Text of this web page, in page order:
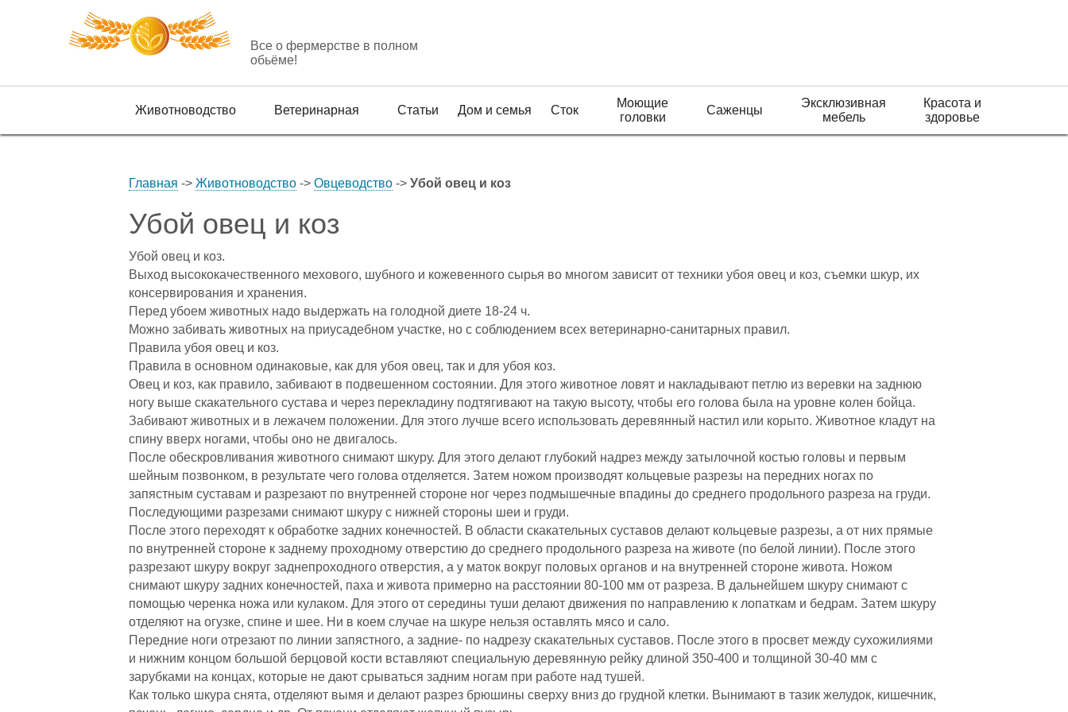
Все о фермерстве в полном
обьёме!
Животноводство Ветеринарная Статьи Дом и семья Сток
Моющие
головки
Саженцы
Эксклюзивная
мебель
Красота и
здоровье
Главная -> Животноводство -> Овцеводство -> Убой овец и коз
Убой овец и коз
Убой овец и коз.
Выход высококачественного мехового, шубного и кожевенного сырья во многом зависит от техники убоя овец и коз, съемки шкур, их
консервирования и хранения.
Перед убоем животных надо выдержать на голодной диете 18-24 ч.
Можно забивать животных на приусадебном участке, но с соблюдением всех ветеринарно-санитарных правил.
Правила убоя овец и коз.
Правила в основном одинаковые, как для убоя овец, так и для убоя коз.
Овец и коз, как правило, забивают в подвешенном состоянии. Для этого животное ловят и накладывают петлю из веревки на заднюю
ногу выше скакательного сустава и через перекладину подтягивают на такую высоту, чтобы его голова была на уровне колен бойца.
Забивают животных и в лежачем положении. Для этого лучше всего использовать деревянный настил или корыто. Животное кладут на
спину вверх ногами, чтобы оно не двигалось.
После обескровливания животного снимают шкуру. Для этого делают глубокий надрез между затылочной костью головы и первым
шейным позвонком, в результате чего голова отделяется. Затем ножом производят кольцевые разрезы на передних ногах по
запястным суставам и разрезают по внутренней стороне ног через подмышечные впадины до среднего продольного разреза на груди.
Последующими разрезами снимают шкуру с нижней стороны шеи и груди.
После этого переходят к обработке задних конечностей. В области скакательных суставов делают кольцевые разрезы, а от них прямые
по внутренней стороне к заднему проходному отверстию до среднего продольного разреза на животе (по белой линии). После этого
разрезают шкуру вокруг заднепроходного отверстия, а у маток вокруг половых органов и на внутренней стороне живота. Ножом
снимают шкуру задних конечностей, паха и живота примерно на расстоянии 80-100 мм от разреза. В дальнейшем шкуру снимают с
помощью черенка ножа или кулаком. Для этого от середины туши делают движения по направлению к лопаткам и бедрам. Затем шкуру
отделяют на огузке, спине и шее. Ни в коем случае на шкуре нельзя оставлять мясо и сало.
Передние ноги отрезают по линии запястного, а задние- по надрезу скакательных суставов. После этого в просвет между сухожилиями
и нижним концом большой берцовой кости вставляют специальную деревянную рейку длиной 350-400 и толщиной 30-40 мм с
зарубками на концах, которые не дают срываться задним ногам при работе над тушей.
Как только шкура снята, отделяют вымя и делают разрез брюшины сверху вниз до грудной клетки. Вынимают в тазик желудок, кишечник,